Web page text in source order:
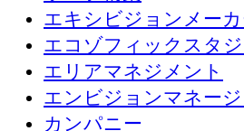
エキシビジョンメー
エコゾフィックスタ
エリアマネジメント
エンビジョンマネー
カンパニー